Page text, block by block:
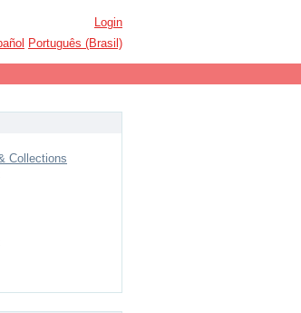
Login
Português (Brasil)
Collections